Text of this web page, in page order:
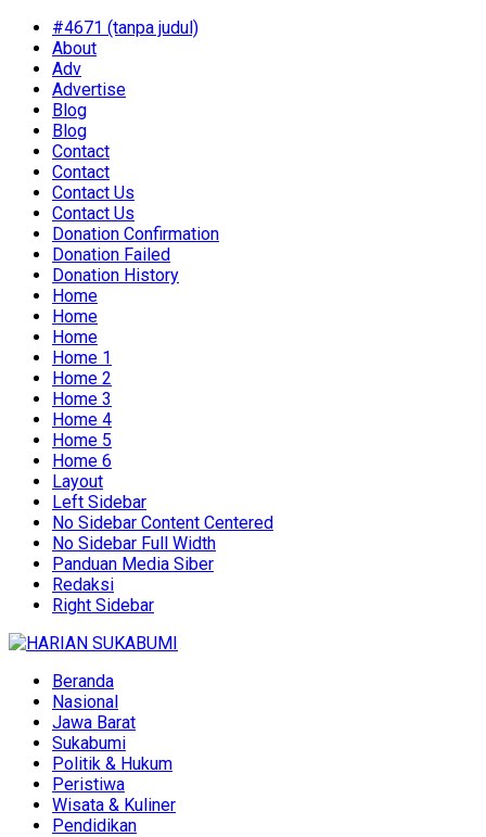
#4671 (tanpa judul)
About
Adv
Advertise
Blog
Blog
Contact
Contact
Contact Us
Contact Us
Donation Confirmation
Donation Failed
Donation History
Home
Home
Home
Home 1
Home 2
Home 3
Home 4
Home 5
Home 6
Layout
Left Sidebar
No Sidebar Content Centered
No Sidebar Full Width
Panduan Media Siber
Redaksi
Right Sidebar
Beranda
Nasional
Jawa Barat
Sukabumi
Politik & Hukum
Peristiwa
Wisata & Kuliner
Pendidikan